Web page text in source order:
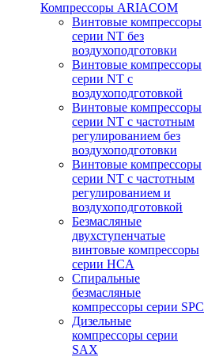
Компрессоры ARIACOM
Винтовые компрессоры
серии NT без
воздухоподготовки
Винтовые компрессоры
серии NT c
воздухоподготовкой
Винтовые компрессоры
серии NT с частотным
регулированием без
воздухоподготовки
Винтовые компрессоры
серии NT с частотным
регулированием и
воздухоподготовкой
Безмасляные
двухступенчатые
винтовые компрессоры
серии HCA
Спиральные
безмасляные
компрессоры серии SPC
Дизельные
компрессоры серии
SAX